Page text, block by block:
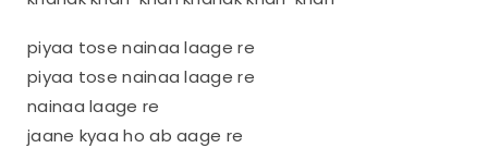
piyaa tose nainaa laage re
piyaa tose nainaa laage re
nainaa laage re
jaane kyaa ho ab aage re